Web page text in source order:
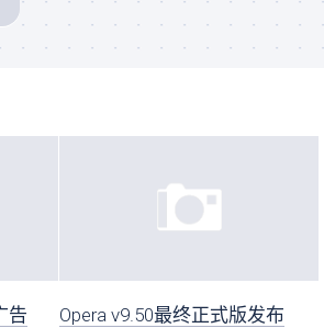
告
Opera v9.50最终正式版发布